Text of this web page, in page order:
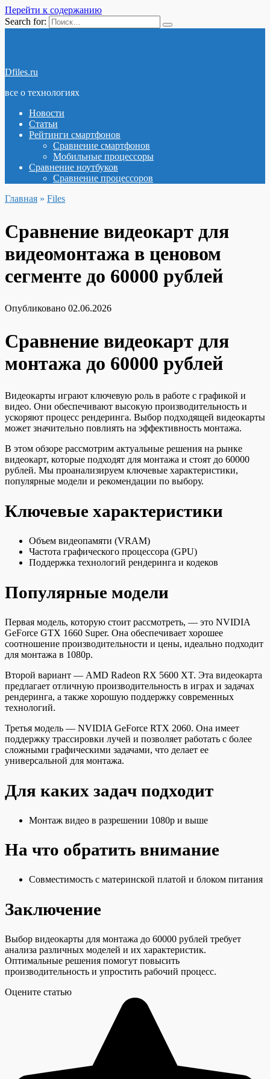
Перейти к содержанию
Search for:
Dfiles.ru
все о технологиях
Новости
Статьи
Рейтинги смартфонов
Сравнение смартфонов
Мобильные процессоры
Сравнение ноутбуков
Сравнение процессоров
Главная » Files
Сравнение видеокарт для
видеомонтажа в ценовом
сегменте до 60000 рублей
Опубликовано 02.06.2026
Сравнение видеокарт для
монтажа до 60000 рублей
Видеокарты играют ключевую роль в работе с графикой и
видео. Они обеспечивают высокую производительность и
ускоряют процесс рендеринга. Выбор подходящей видеокарты
может значительно повлиять на эффективность монтажа.
В этом обзоре рассмотрим актуальные решения на рынке
видеокарт, которые подходят для монтажа и стоят до 60000
рублей. Мы проанализируем ключевые характеристики,
популярные модели и рекомендации по выбору.
Ключевые характеристики
Объем видеопамяти (VRAM)
Частота графического процессора (GPU)
Поддержка технологий рендеринга и кодеков
Популярные модели
Первая модель, которую стоит рассмотреть, — это NVIDIA
GeForce GTX 1660 Super. Она обеспечивает хорошее
соотношение производительности и цены, идеально подходит
для монтажа в 1080p.
Второй вариант — AMD Radeon RX 5600 XT. Эта видеокарта
предлагает отличную производительность в играх и задачах
рендеринга, а также хорошую поддержку современных
технологий.
Третья модель — NVIDIA GeForce RTX 2060. Она имеет
поддержку трассировки лучей и позволяет работать с более
сложными графическими задачами, что делает ее
универсальной для монтажа.
Для каких задач подходит
Монтаж видео в разрешении 1080p и выше
На что обратить внимание
Совместимость с материнской платой и блоком питания
Заключение
Выбор видеокарты для монтажа до 60000 рублей требует
анализа различных моделей и их характеристик.
Оптимальные решения помогут повысить
производительность и упростить рабочий процесс.
Оцените статью